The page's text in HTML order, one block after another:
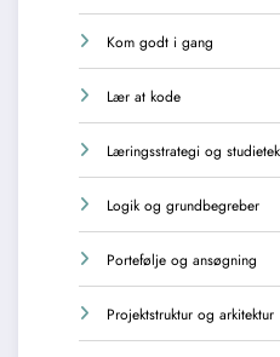
Kom godt i gang
Lær at kode
Læringsstrategi og
Logik og grundbegreber
Portefølje og ansøgning
Projektstruktur og arkitektur